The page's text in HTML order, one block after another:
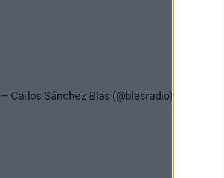
— Carlos Sánchez Blas (@blasradio)